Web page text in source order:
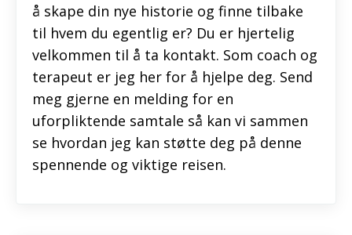
å skape din nye historie og finne tilbake
til hvem du egentlig er? Du er hjertelig
velkommen til å ta kontakt. Som coach og
terapeut er jeg her for å hjelpe deg. Send
meg gjerne en melding for en
uforpliktende samtale så kan vi sammen
se hvordan jeg kan støtte deg på denne
spennende og viktige reisen.